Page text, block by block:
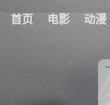
首页 电影 动漫